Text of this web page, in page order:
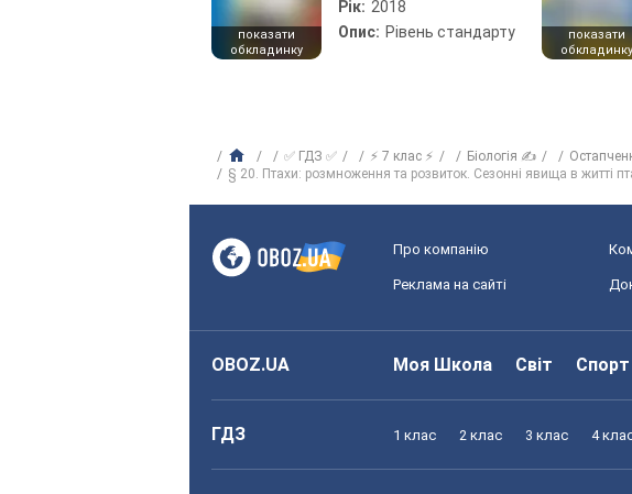
показати
обкладинку
Рік: 2018
Опис: Рівень стандарту
показати
обкладинку
✅ ГДЗ ✅ ⚡ 7 клас ⚡ Біологія ✍
§ 20. Птахи: розмноження та розвиток. Сезонні явища в житті
Про компанію
Реклама на сайті
OBOZ.UA Моя Школа Світ Спорт
ГДЗ 1 клас 2 клас 3 клас 4